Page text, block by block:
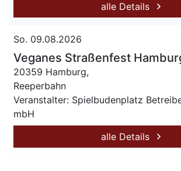
alle Details
So. 09.08.2026
Veganes Straßenfest
20359 Hamburg,
Reeperbahn
Veranstalter: Spielbudenplatz
mbH
alle Details